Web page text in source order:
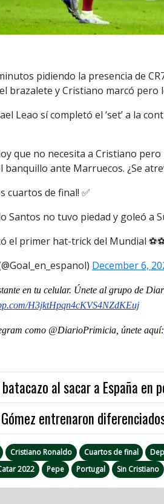
pidiendo la presencia de
brazalete y Cristiano marcó
Leao sí completó el ‘set’ a la
que no necesita a Cristiano
banquillo ante Marruecos. ¿Se
cuartos de final! ✅
Santos no tuvo piedad y goleó a
el primer hat-trick del Mundial
December 6,
en tu celular. Únete al grupo de
H3jktHpqn4cKVS4NZdKEuj
como @DiarioPrimicia, únete aquí:
al sacar a España en
entrenaron
Cristiano Ronaldo Cuartos de final
2022 Pepe Portugal Sin Cristiano